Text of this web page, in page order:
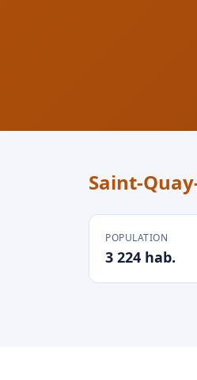
Saint-
POPULATION
3 224 hab.